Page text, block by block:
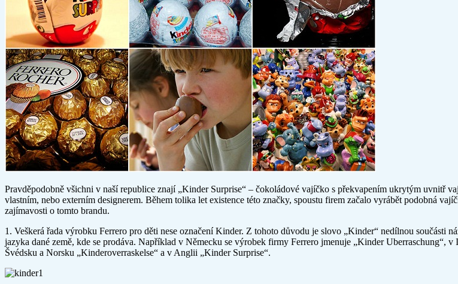
Pravděpodobně všichni v naší republice znají „Kinder Surprise“ – čokoládové vajíčko s překvapením ukrytým uvnitř
vlastním, nebo externím designerem. Během tolika let existence této značky, spoustu firem začalo vyrábět podobná
zajímavosti o tomto brandu.
1. Veškerá řada výrobku Ferrero pro děti nese označení Kinder. Z tohoto důvodu je slovo „Kinder“ nedílnou součásti
jazyka dané země, kde se prodáva. Například v Německu se výrobek firmy Ferrero jmenuje „Kinder Uberraschung“,
Švédsku a Norsku „Kinderoverraskelse“ a v Anglii „Kinder Surprise“.